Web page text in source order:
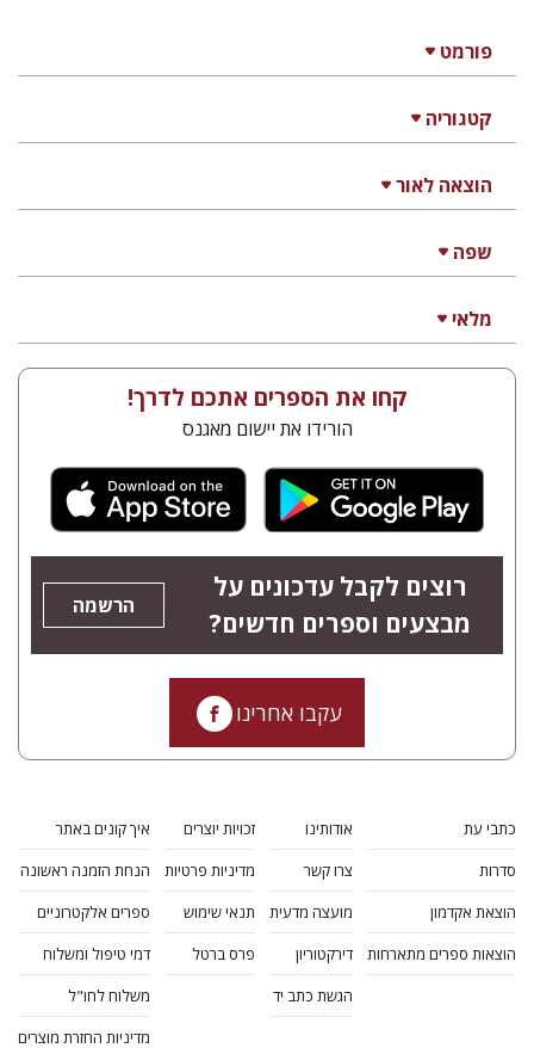
פורמט
קטגוריה
הוצאה לאור
שפה
מלאי
קחו את הספרים אתכם לדרך!
הורידו את יישום מאגנס
רוצים לקבל עדכונים על
מבצעים וספרים חדשים?
הרשמה
עקבו אחרינו
כתבי עת
סדרות
הוצאת אקדמון
הוצאות ספרים מתארחות
אודותינו
צרו קשר
מועצה מדעית
דירקטוריון
הגשת כתב יד
זכויות יוצרים
מדיניות פרטיות
תנאי שימוש
פרס ברטל
איך קונים באתר
הנחת הזמנה ראשונה
ספרים אלקטרוניים
דמי טיפול ומשלוח
משלוח לחו"ל
מדיניות החזרת מוצרים